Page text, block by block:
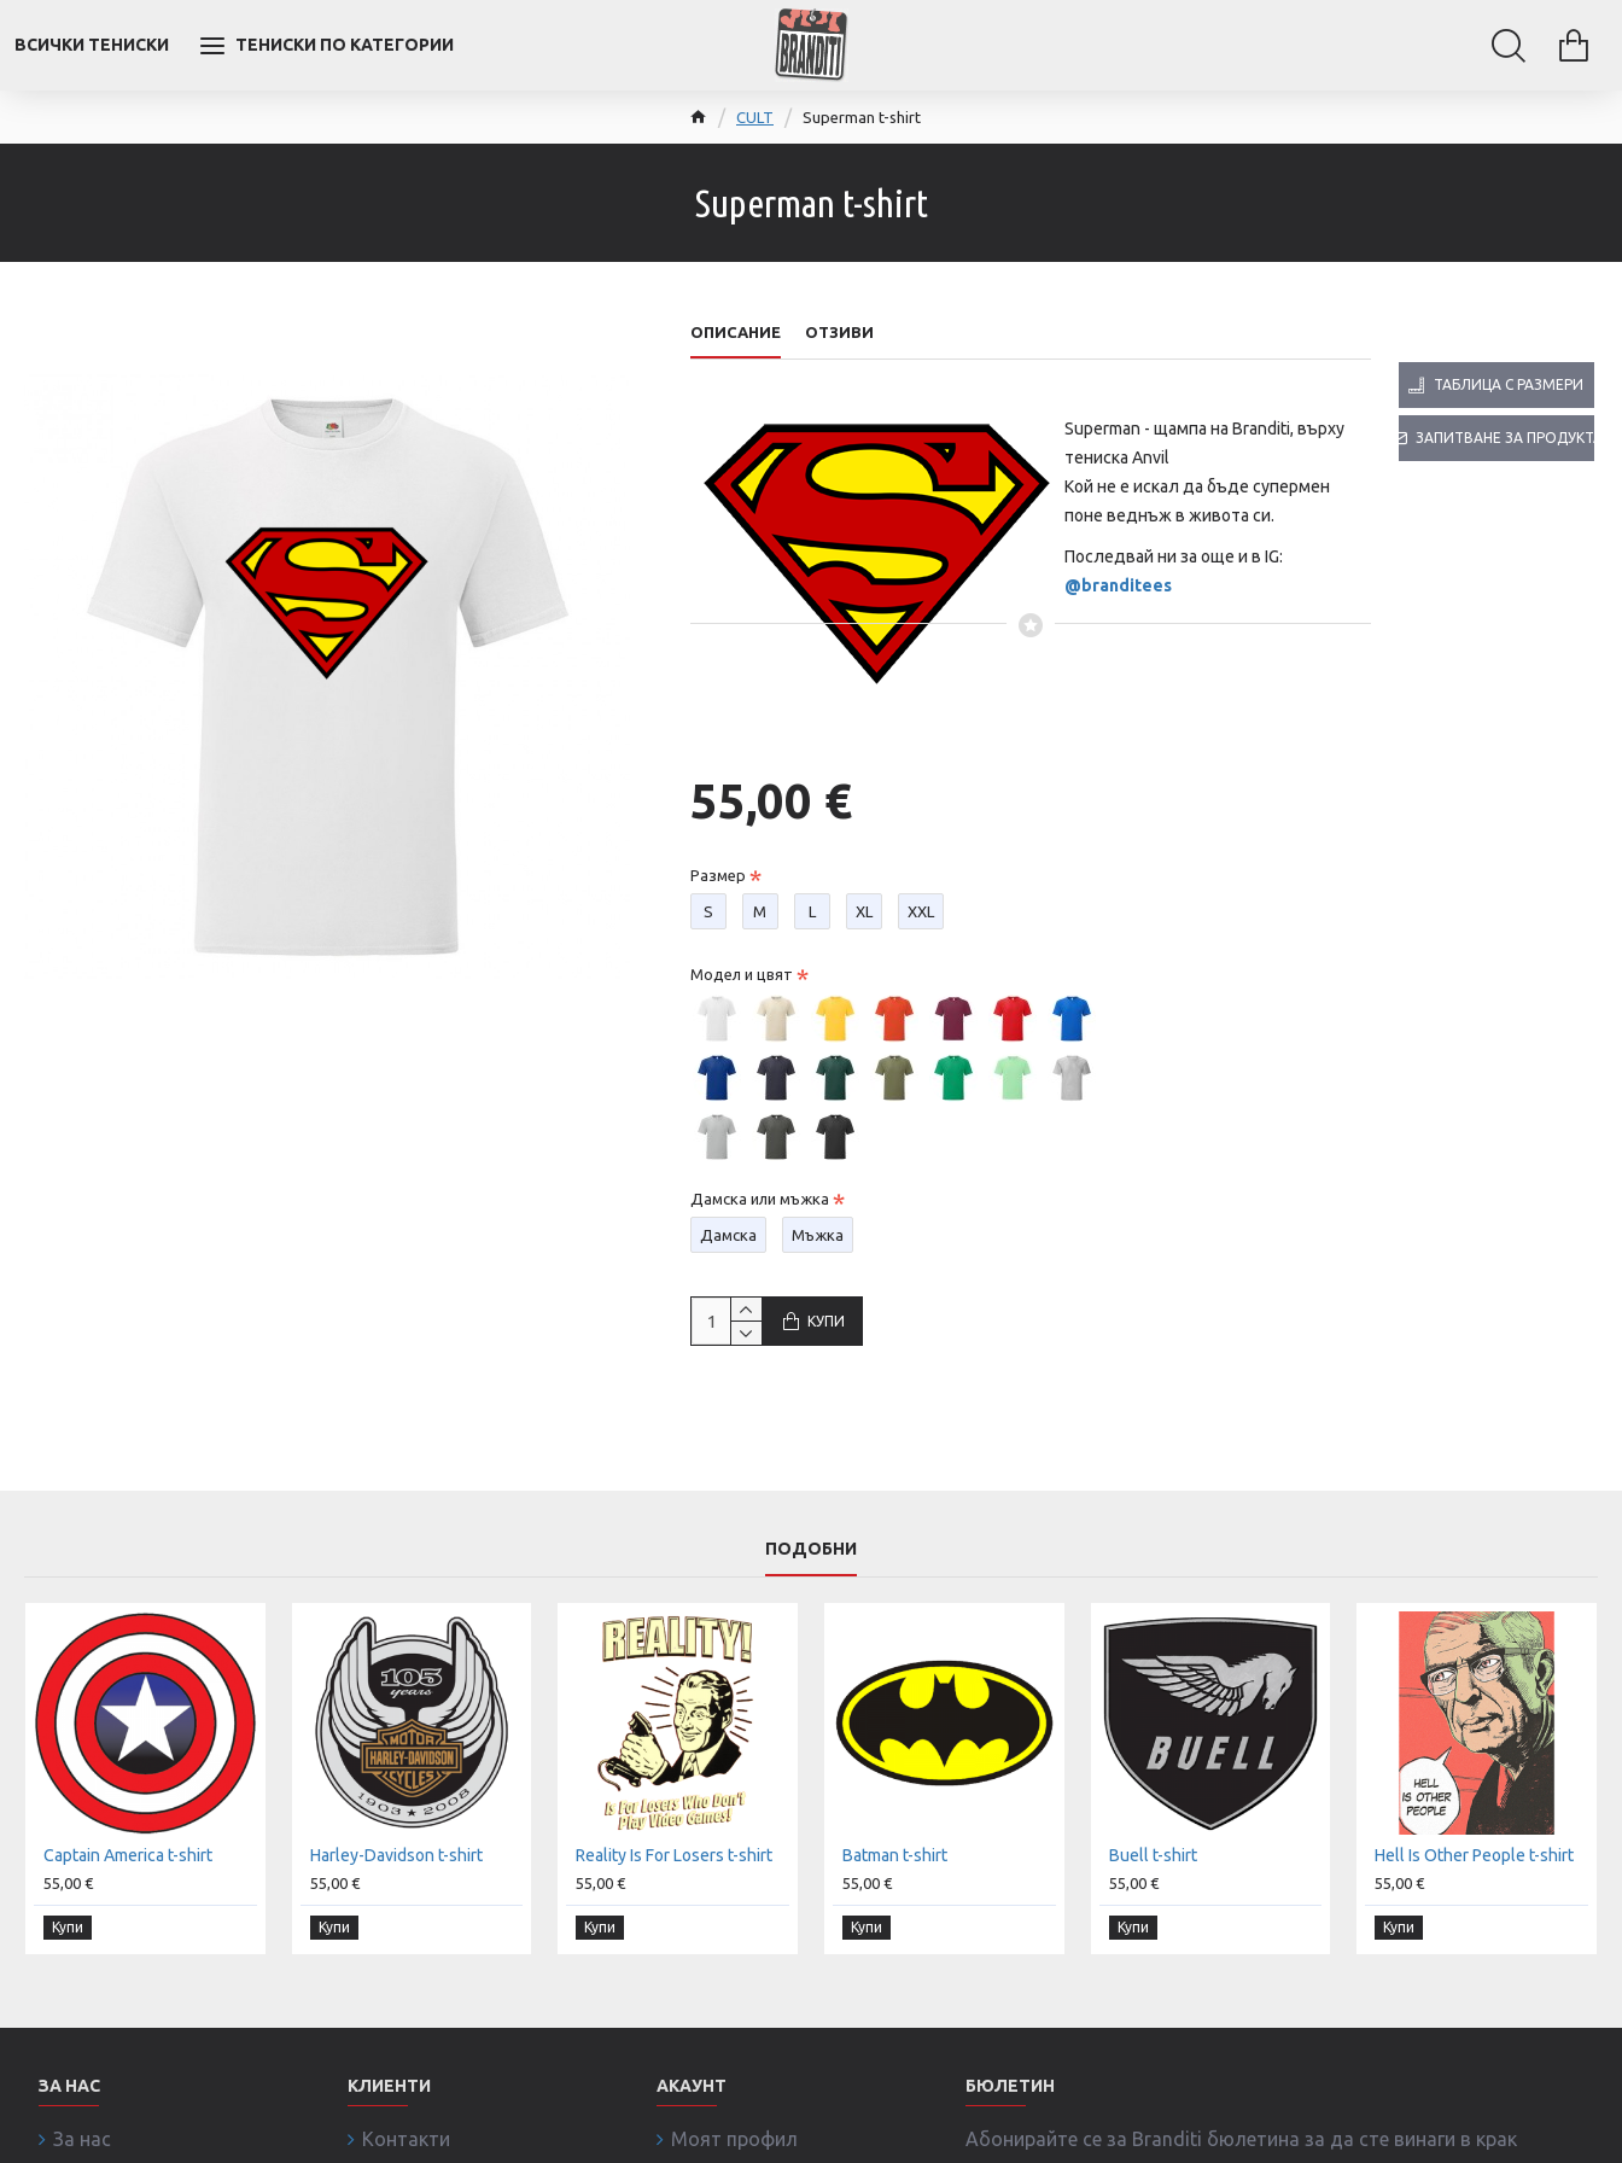
ВСИЧКИ ТЕНИСКИ ТЕНИСКИ ПО КАТЕГОРИИ
CULT Superman t-shirt
Superman t-shirt
ОПИСАНИЕ ОТЗИВИ
Superman - щампа на Branditi, върху
тениска Anvil
Кой не е искал да бъде супермен
поне веднъж в живота си.
Последвай ни за още и в IG:
@branditees
ТАБЛИЦА С РАЗМЕРИ
ЗАПИТВАНЕ ЗА ПРОДУКТА
55,00 €
Размер
S М L XL XXL
Модел и цвят
Дамска или мъжка
Дамска Мъжка
КУПИ
ПОДОБНИ
Captain America t-shirt
55,00 €
Купи
Harley-Davidson t-shirt
55,00 €
Купи
Reality Is For Losers t-shirt
55,00 €
Купи
Batman t-shirt
55,00 €
Купи
Buell t-shirt
55,00 €
Купи
Hell Is Other People t-shirt
55,00 €
Купи
ЗА НАС
За нас
КЛИЕНТИ
Контакти
АКАУНТ
Моят профил
БЮЛЕТИН
Абонирайте се за Branditi бюлетина за да сте винаги в крак